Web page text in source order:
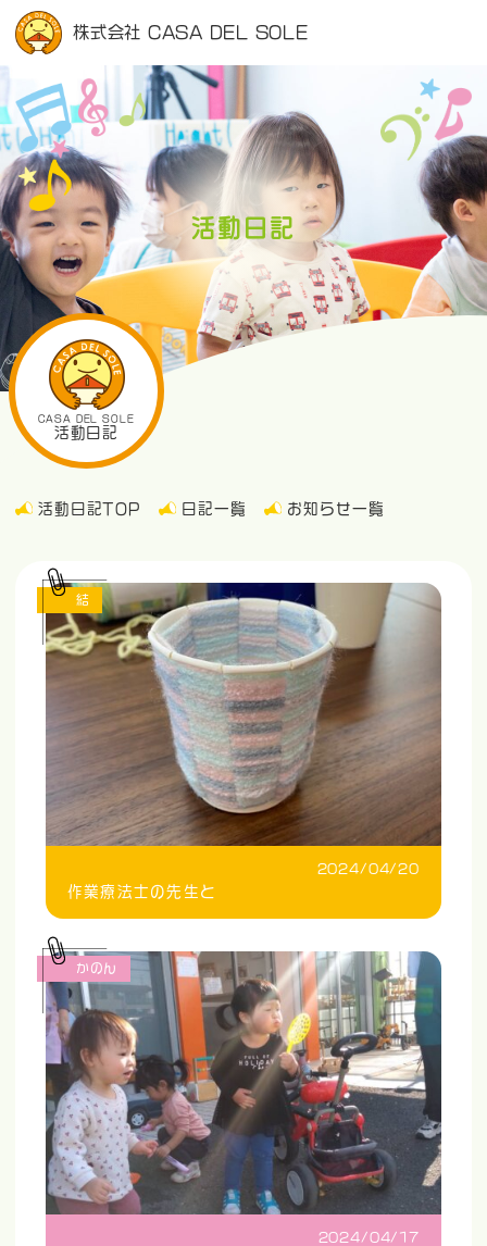
株式会社 CASA DEL SOLE
活動日記
CASA DEL SOLE
活動日記
活動日記TOP 日記一覧 お知らせ一覧
2024/04/20
作業療法士の先生と
結
2024/04/17
かのん